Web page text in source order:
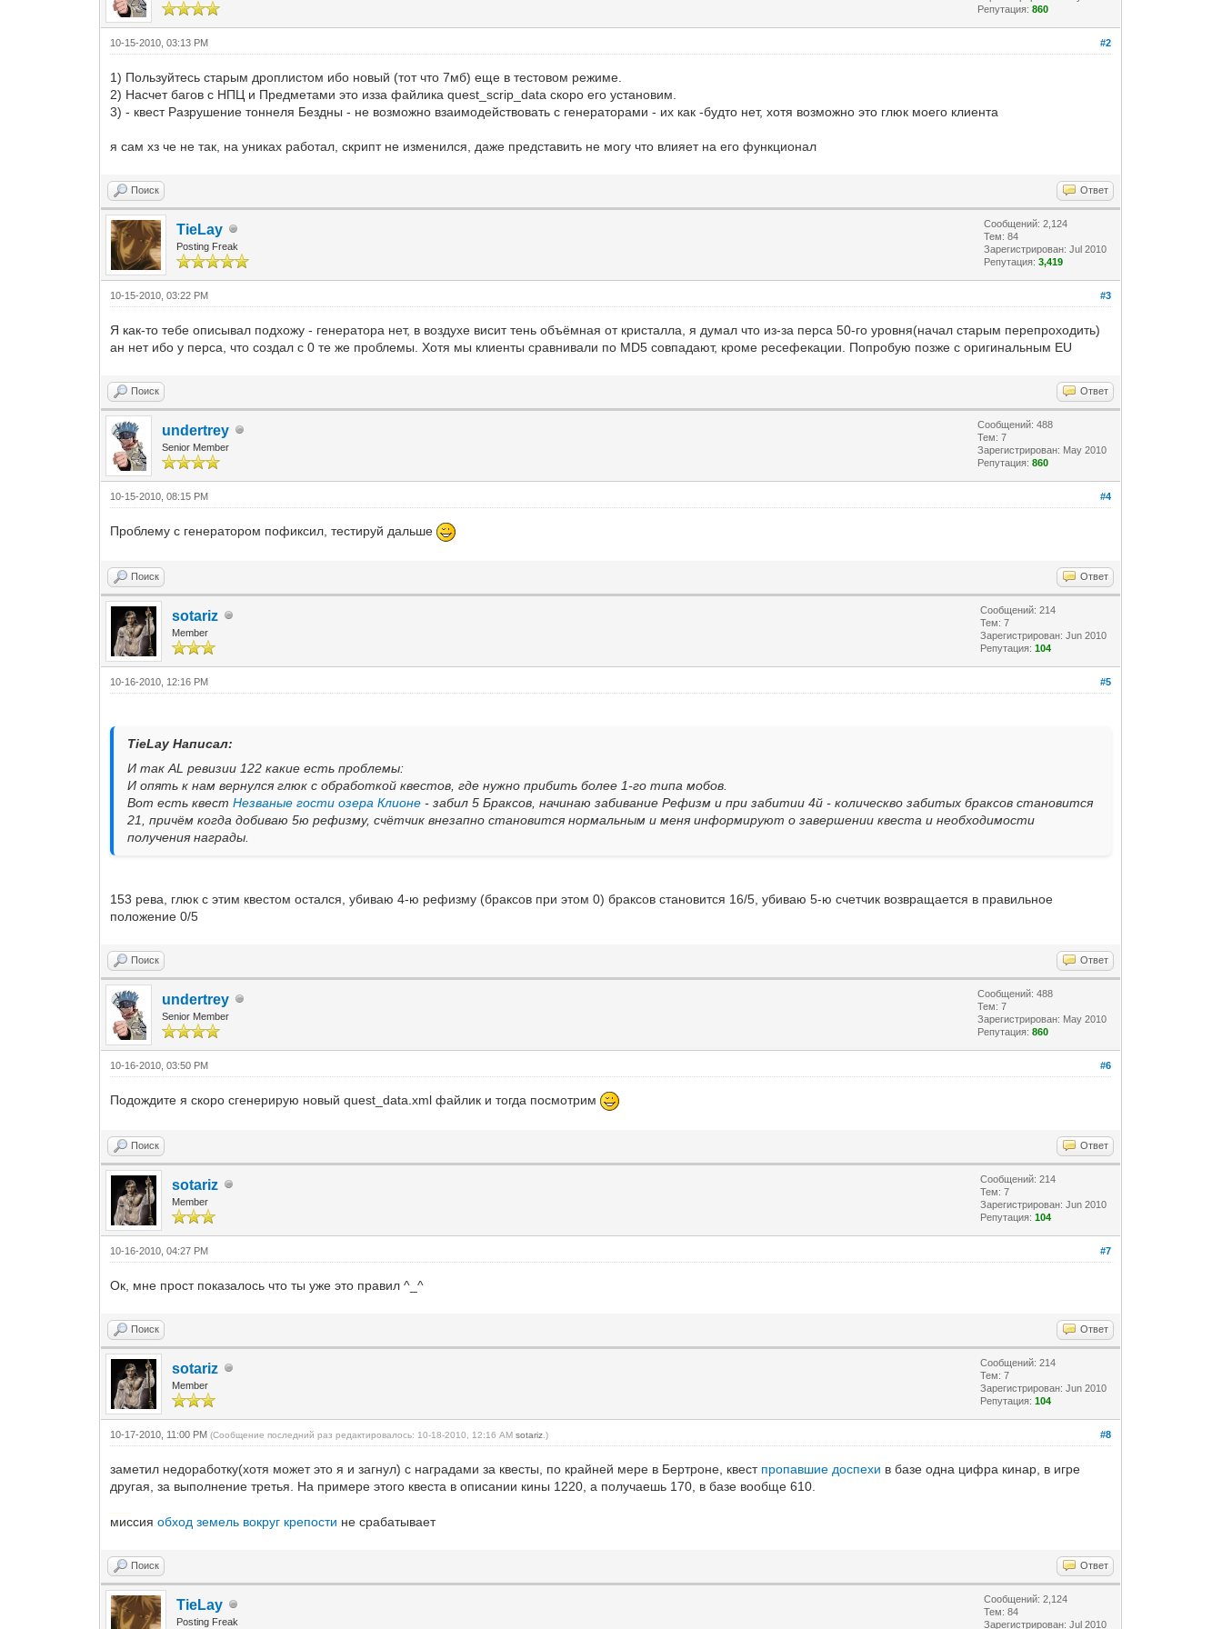
Репутация:860
#2
10-15-2010, 03:13 PM
1) Пользуйтесь старым дроплистом ибо новый (тот что 7мб) еще в тестовом режиме.
2) Насчет багов с НПЦ и Предметами это изза файлика quest_scrip_data скоро его установим.
3) - квест Разрушение тоннеля Бездны - не возможно взаимодействовать с генераторами - их как -будто нет, хотя возможно это глюк моего клиента
я сам хз че не так, на униках работал, скрипт не изменился, даже представить не могу что влияет на его функционал
Поиск Ответ
TieLay
Posting Freak
Сообщений: 2,124
Тем: 84
Зарегистрирован: Jul 2010
Репутация:3,419
#3
10-15-2010, 03:22 PM
Я как-то тебе описывал подхожу - генератора нет, в воздухе висит тень объёмная от кристалла, я думал что из-за перса 50-го уровня(начал старым перепроходить)
ан нет ибо у перса, что создал с 0 те же проблемы. Хотя мы клиенты сравнивали по MD5 совпадают, кроме ресефекации. Попробую позже с оригинальным EU
Поиск Ответ
undertrey
Senior Member
Сообщений: 488
Тем: 7
Зарегистрирован: May 2010
Репутация:860
#4
10-15-2010, 08:15 PM
Проблему с генератором пофиксил, тестируй дальше
Поиск Ответ
sotariz
Member
Сообщений: 214
Тем: 7
Зарегистрирован: Jun 2010
Репутация:104
#5
10-16-2010, 12:16 PM
TieLay Написал:
И так AL ревизии 122 какие есть проблемы:
И опять к нам вернулся глюк с обработкой квестов, где нужно прибить более 1-го типа мобов.
Вот есть квестНезваные гости озера Клионе - забил 5 Браксов, начинаю забивание Рефизм и при забитии 4й - колическво забитых браксов становится
21, причём когда добиваю 5ю рефизму, счётчик внезапно становится нормальным и меня информируют о завершении квеста и необходимости
получения награды.
153 рева, глюк с этим квестом остался, убиваю 4-ю рефизму (браксов при этом 0) браксов становится 16/5, убиваю 5-ю счетчик возвращается в правильное
положение 0/5
Поиск Ответ
undertrey
Senior Member
Сообщений: 488
Тем: 7
Зарегистрирован: May 2010
Репутация:860
#6
10-16-2010, 03:50 PM
Подождите я скоро сгенерирую новый quest_data.xml файлик и тогда посмотрим
Поиск Ответ
sotariz
Member
Сообщений: 214
Тем: 7
Зарегистрирован: Jun 2010
Репутация:104
#7
10-16-2010, 04:27 PM
Ок, мне прост показалось что ты уже это правил ^_^
Поиск Ответ
sotariz
Member
Сообщений: 214
Тем: 7
Зарегистрирован: Jun 2010
Репутация:104
#8
10-17-2010, 11:00 PM(Сообщение последний раз редактировалось: 10-18-2010, 12:16 AMsotariz .)
заметил недоработку(хотя может это я и загнул) с наградами за квесты, по крайней мере в Бертроне, квест пропавшие доспехи в базе одна цифра кинар, в игре
другая, за выполнение третья. На примере этого квеста в описании кины 1220, а получаешь 170, в базе вообще 610.
миссияобход земель вокруг крепости не срабатывает
Поиск Ответ
TieLay
Posting Freak
Сообщений: 2,124
Тем: 84
Зарегистрирован: Jul 2010